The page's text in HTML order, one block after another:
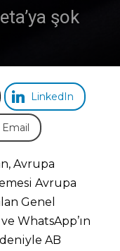
şok
LinkedIn
Email
Avrupa
Avrupa
Genel
WhatsApp’ın
AB